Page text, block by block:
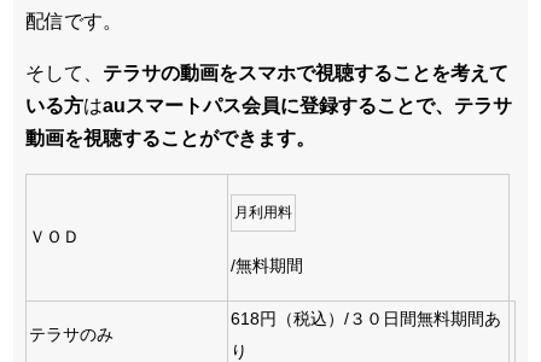
配信です。
そして、 テラサの動画をスマホで視聴することを考えて
いる方はauスマートパス会員に登録することで、テラサ
動画を視聴することができます。
ＶＯＤ
月利用料
/無料期間
テラサのみ
618円（税込）/３０日間無料期間あ
り